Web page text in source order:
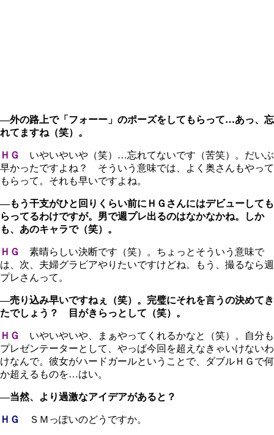
―外の路上で「フォーー」のポーズをしてもらって…あっ、忘
れてますね（笑）。
ＨＧ
いやいやいや（笑）…忘れてないです（苦笑）。だいぶ
早かったですよね？ そういう意味では、よく奥さんもやって
もらって。それも早いですよね。
―もう干支がひと回りくらい前にＨＧさんにはデビューしても
らってるわけですが。男で週プレ出るのはなかなかね。しか
も、あのキャラで（笑）。
ＨＧ
素晴らしい決断です（笑）。ちょっとそういう意味で
は、次、夫婦グラビアやりたいですけどね。もう、撮るなら週
プレさんって。
―売り込み早いですねぇ（笑）。完璧にそれを言うの決めてき
たでしょう？ 目がきらっとして（笑）。
ＨＧ
いやいやいや、まぁやってくれるかなと（笑）。自分も
プレゼンテーターとして、やっぱ今回を超えなきゃいけないわ
けなんで。彼女がハードガールということで、ダブルＨＧで何
か超えるものを…はい。
―当然、より過激なアイデアがあると？
ＨＧ ＳＭっぽいのどうですか。